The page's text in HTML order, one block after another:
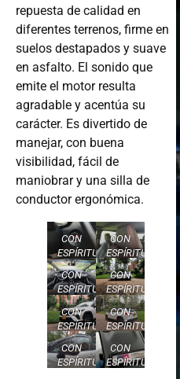
repuesta de calidad en
diferentes terrenos, firme en
suelos destapados y suave
en asfalto. El sonido que
emite el motor resulta
agradable y acentúa su
carácter. Es divertido de
manejar, con buena
visibilidad, fácil de
maniobrar y una silla de
conductor ergonómica.
CON
ESPÍRITU
DEPORTIVO
CON
ESPÍRITU
DEPORTIVO
CON
ESPÍRITU
DEPORTIVO
CON
ESPÍRITU
DEPORTIVO
CON
ESPÍRITU
DEPORTIVO
CON
ESPÍRITU
DEPORTIVO
CON
ESPÍRITU
CON
ESPÍRITU